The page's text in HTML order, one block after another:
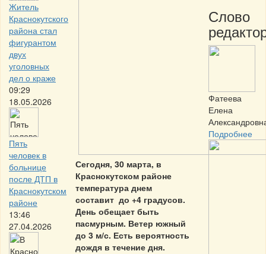
Житель
Краснокутского
района стал
фигурантом
двух
уголовных
дел о краже
09:29
18.05.2026
Пять
человек в
больнице
после ДТП в
Краснокутском
районе
13:46
27.04.2026
Сегодня, 30 марта, в
Краснокутском районе
температура днем
составит до +4 градусов.
День обещает быть
пасмурным. Ветер южный
до 3 м/с. Есть вероятность
дождя в течение дня.
Слово
Фатеева
Елена
Подробнее